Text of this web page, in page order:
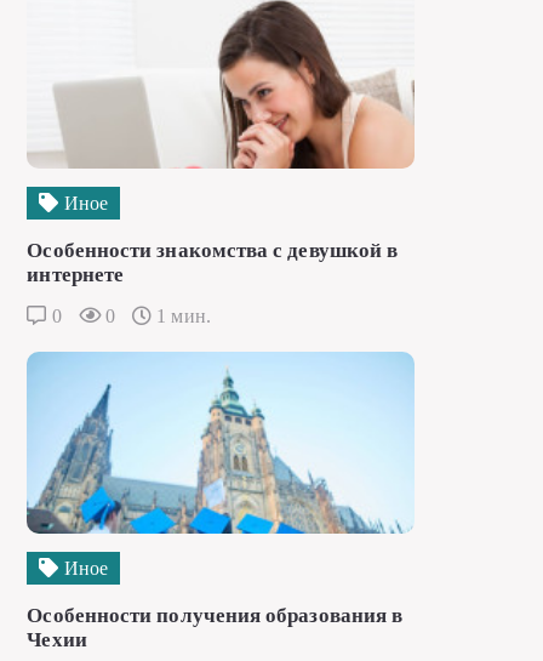
Иное
Особенности знакомства с девушкой в
интернете
0 0 1 мин.
Иное
Особенности получения образования в
Чехии